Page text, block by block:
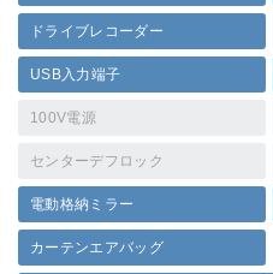
ドライブレコーダー
USB入力端子
100V電源
センターデフロック
電動格納ミラー
カーテンエアバッグ